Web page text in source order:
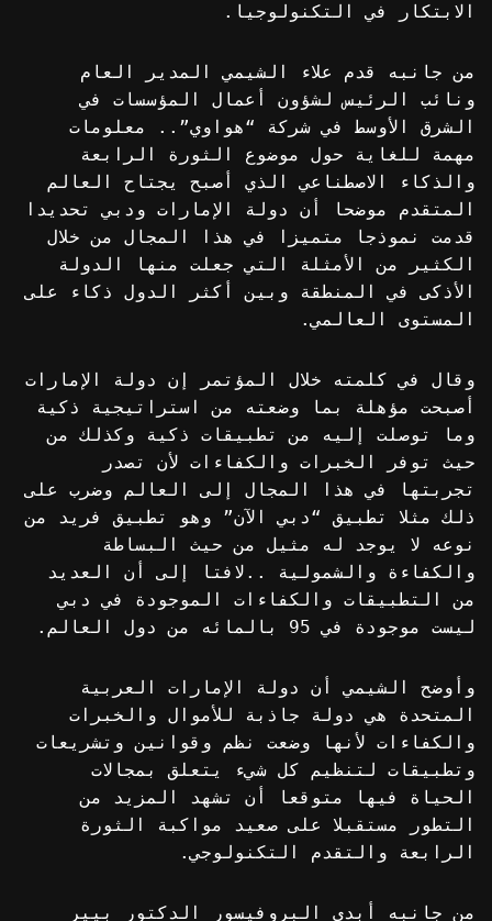
الابتكار في التكنولوجيا.
من جانبه قدم علاء الشيمي المدير العام
ونائب الرئيس لشؤون أعمال المؤسسات في
الشرق الأوسط في شركة “هواوي”.. معلومات
مهمة للغاية حول موضوع الثورة الرابعة
والذكاء الاصطناعي الذي أصبح يجتاح العالم
المتقدم موضحا أن دولة الإمارات ودبي تحديدا
قدمت نموذجا متميزا في هذا المجال من خلال
الكثير من الأمثلة التي جعلت منها الدولة
الأذكى في المنطقة وبين أكثر الدول ذكاء على
المستوى العالمي.
وقال في كلمته خلال المؤتمر إن دولة الإمارات
أصبحت مؤهلة بما وضعته من استراتيجية ذكية
وما توصلت إليه من تطبيقات ذكية وكذلك من
حيث توفر الخبرات والكفاءات لأن تصدر
تجربتها في هذا المجال إلى العالم وضرب على
ذلك مثلا تطبيق “دبي الآن” وهو تطبيق فريد من
نوعه لا يوجد له مثيل من حيث البساطة
والكفاءة والشمولية ..لافتا إلى أن العديد
من التطبيقات والكفاءات الموجودة في دبي
ليست موجودة في 95 بالمائه من دول العالم.
وأوضح الشيمي أن دولة الإمارات العربية
المتحدة هي دولة جاذبة للأموال والخبرات
والكفاءات لأنها وضعت نظم وقوانين وتشريعات
وتطبيقات لتنظيم كل شيء يتعلق بمجالات
الحياة فيها متوقعا أن تشهد المزيد من
التطور مستقبلا على صعيد مواكبة الثورة
الرابعة والتقدم التكنولوجي.
من جانبه أبدى البروفيسور الدكتور بيير